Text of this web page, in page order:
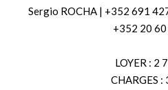
Sergio ROCHA | +352 691
+352 20
LOYER : 2
CHARGES :